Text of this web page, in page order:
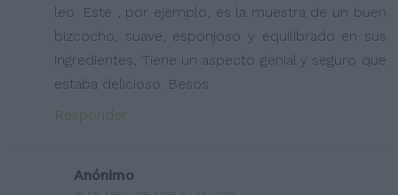
leo. Este , por ejemplo, es la muestra de un buen
bizcocho, suave, esponjoso y equilibrado en sus
ingredientes, Tiene un aspecto genial y seguro que
estaba delicioso. Besos
Responder
Anónimo